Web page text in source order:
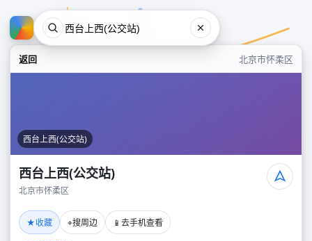
返回 北京市怀柔区
西台上西(公交站)
西台上西(公交站)
北京市怀柔区
★收藏 ⌖搜周边 📱 去手机查看